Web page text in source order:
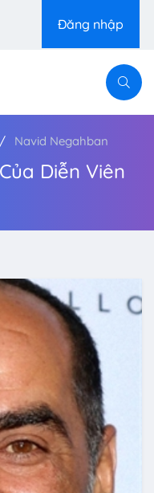
Đăng nhập
Navid Negahban
Diễn Viên